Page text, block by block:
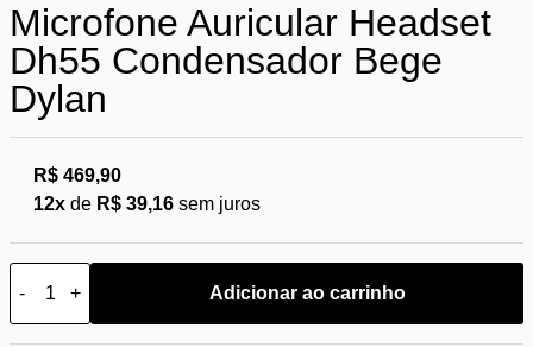
Microfone Auricular Headset
Dh55 Condensador Bege
Dylan
R$ 469,90
12x de R$ 39,16 sem juros
- + Adicionar ao carrinho